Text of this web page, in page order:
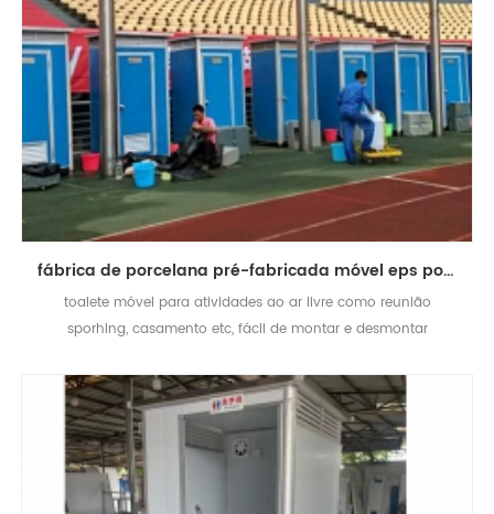
fábrica de porcelana pré-fabricada móvel eps portátil toalete
toalete móvel para atividades ao ar livre como reunião
sporhing, casamento etc, fácil de montar e desmontar